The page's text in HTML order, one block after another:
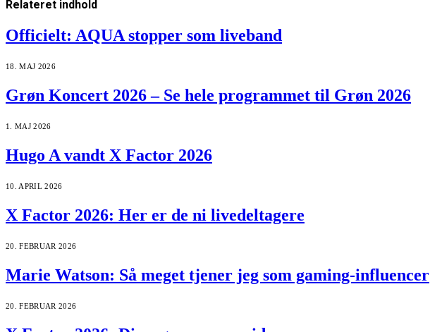
Relateret indhold
Officielt: AQUA stopper som liveband
18. MAJ 2026
Grøn Koncert 2026 – Se hele programmet til Grøn 2026
1. MAJ 2026
Hugo A vandt X Factor 2026
10. APRIL 2026
X Factor 2026: Her er de ni livedeltagere
20. FEBRUAR 2026
Marie Watson: Så meget tjener jeg som gaming-influencer
20. FEBRUAR 2026